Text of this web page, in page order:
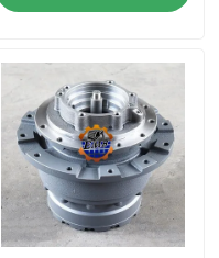
صفحه اصلی
محصولات
درباره ما